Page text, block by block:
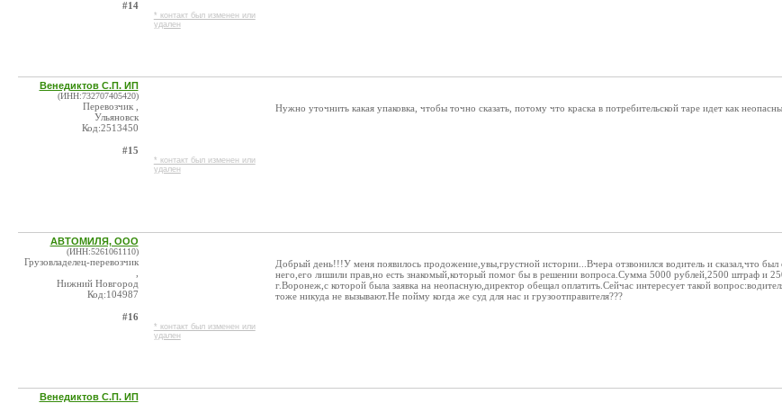
#14
* контакт был изменен или
удален
Венедиктов С.П. ИП
(ИНН:732707405420)
Перевозчик ,
Ульяновск
Код:2513450
#15
* контакт был изменен или
удален
Нужно уточнить какая упаковка, чтобы точно сказать, потому что краска в потребительской таре идет как
АВТОМИЛЯ, ООО
(ИНН:5261061110)
Грузовладелец-перевозчик
Нижний Новгород
Код:104987
#16
* контакт был изменен или
удален
Добрый день!!!У меня появилось продожение,увы,грустной истории...Вчера отзвонился водитель и сказал,что
него,его лишили прав,но есть знакомый,который помог бы в решении вопроса.Сумма 5000 рублей,2500 штраф и
г.Воронеж,с которой была заявка на неопасную,директор обещал оплатить.Сейчас интересует такой
тоже никуда не вызывают.Не пойму когда же суд для нас и грузоотправителя???
Венедиктов С.П. ИП